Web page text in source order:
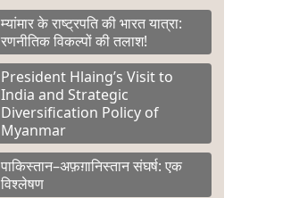
म्यांमार के राष्ट्रपति की भारत यात्रा:
रणनीतिक विकल्पों की तलाश!
President Hlaing’s Visit to
India and Strategic
Diversification Policy of
Myanmar
पाकिस्तान–अफ़ग़ानिस्तान संघर्ष: एक
विश्लेषण